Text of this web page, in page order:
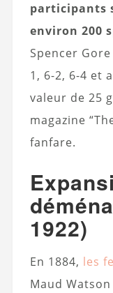
participants
environ 200
Spencer
1, 6-2, 6-4 et
valeur de 25
magazine
fanfare.
1922)
En 1884, les
Maud